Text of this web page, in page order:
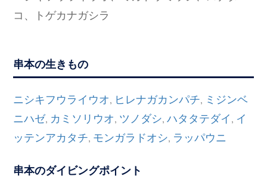
コ、トゲカナガシラ
串本の生きもの
ニシキフウライウオ, ヒレナガカンパチ, ミジンベ
ニハゼ, カミソリウオ, ツノダシ,ハタタテダイ , イ
ッテンアカタチ, モンガラドオシ, ラッパウニ
串本のダイビングポイント